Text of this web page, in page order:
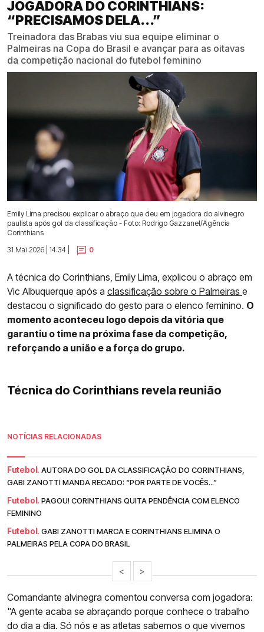
JOGADORA DO CORINTHIANS:
“PRECISAMOS DELA...”
Treinadora das Brabas viu sua equipe eliminar o
Palmeiras na Copa do Brasil e avançar para as oitavas
da competição nacional do futebol feminino
Emily Lima precisou explicar o abraço que deu em jogadora do alvinegro
paulista após gol da classificação - Foto: Rodrigo Gazzanel/Agência
Corinthians
31 Mai 2026 | 14:34 |
0
A técnica do Corinthians, Emily Lima, explicou o abraço em
Vic Albuquerque após a classificação sobre o Palmeiras e
destacou o significado do gesto para o elenco feminino. O
momento aconteceu logo depois da vitória que
garantiu o time na próxima fase da competição,
reforçando a união e a força do grupo.
Técnica do Corinthians revela reunião
NOTÍCIAS RELACIONADAS
Futebol. AUTORA DO GOL DA CLASSIFICAÇÃO DO CORINTHIANS,
GABI ZANOTTI MANDA RECADO: “POR PARTE DE VOCÊS...”
Futebol. PAGOU! CORINTHIANS QUITA PENDÊNCIA COM ELENCO
FEMININO
Futebol. GABI ZANOTTI MARCA E CORINTHIANS ELIMINA O
PALMEIRAS PELA COPA DO BRASIL
< >
Comandante alvinegra comentou conversa com jogadora:
"A gente acaba se abraçando porque conhece o trabalho
do dia a dia. Só nós e as atletas sabemos o que vivemos